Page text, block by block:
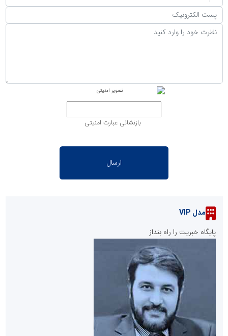
بازنشانی عبارت امنیتی
مدل VIP
پایگاه خبریت را راه بنداز